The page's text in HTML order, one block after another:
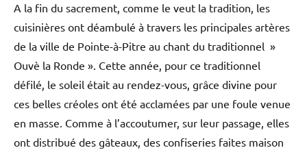
A la fin du sacrement, comme le veut la tradition, les
cuisinières ont déambulé à travers les principales artères
de la ville de Pointe-à-Pitre au chant du traditionnel »
Ouvè la Ronde ». Cette année, pour ce traditionnel
défilé, le soleil était au rendez-vous, grâce divine pour
ces belles créoles ont été acclamées par une foule venue
en masse. Comme à l’accoutumer, sur leur passage, elles
ont distribué des gâteaux, des confiseries faites maison